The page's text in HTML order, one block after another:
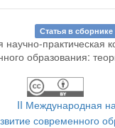
Статья в
II Международная
современного